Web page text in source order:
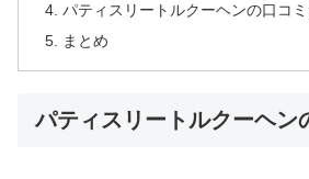
パティスリートルクーヘンの口コミ
まとめ
パティスリートルクーヘン